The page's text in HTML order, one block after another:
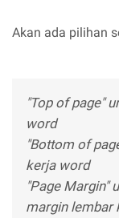
Akan ada pilihan
"Top of page"
word
"Bottom of
kerja word
"Page Margin"
margin lembar